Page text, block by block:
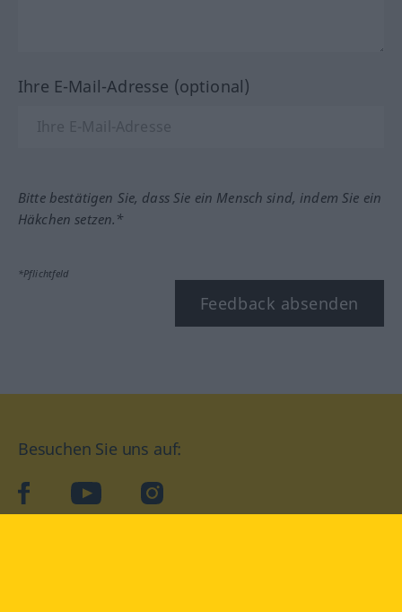
Ihre E-Mail-Adresse (optional)
Bitte bestätigen Sie, dass Sie ein Mensch sind, indem Sie ein
Häkchen setzen.*
*Pflichtfeld
Feedback absenden
Besuchen Sie uns auf:
facebookYouTube Instagram